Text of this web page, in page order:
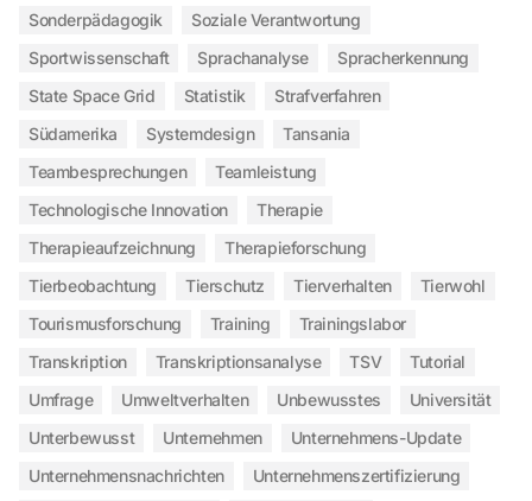
Sonderpädagogik
Soziale Verantwortung
Sportwissenschaft
Sprachanalyse
Spracherkennung
State Space Grid
Statistik
Strafverfahren
Südamerika
Systemdesign
Tansania
Teambesprechungen
Teamleistung
Technologische Innovation
Therapie
Therapieaufzeichnung
Therapieforschung
Tierbeobachtung
Tierschutz Tierverhalten
Tierwohl
Tourismusforschung
Training
Trainingslabor
Transkription
Transkriptionsanalyse TSV
Tutorial
Umfrage
Umweltverhalten Unbewusstes
Universität
Unterbewusst
Unternehmen
Unternehmens-Update
Unternehmensnachrichten
Unternehmenszertifizierung